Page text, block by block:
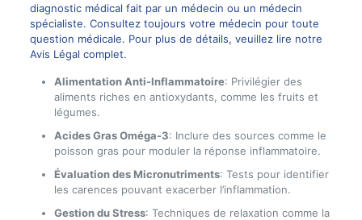
diagnostic médical fait par un médecin ou un médecin
spécialiste. Consultez toujours votre médecin pour toute
question médicale. Pour plus de détails, veuillez lire notre
Avis Légal complet.
Alimentation Anti-Inflammatoire: Privilégier des
aliments riches en antioxydants, comme les fruits et
légumes.
Acides Gras Oméga-3: Inclure des sources comme le
poisson gras pour moduler la réponse inflammatoire.
Évaluation des Micronutriments: Tests pour identifier
les carences pouvant exacerber l’inflammation.
Gestion du Stress: Techniques de relaxation comme la